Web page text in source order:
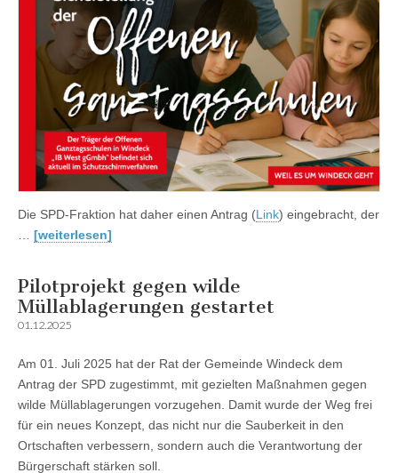
Die SPD-Fraktion hat daher einen Antrag (Link) eingebracht, der
… [weiterlesen]
Pilotprojekt gegen wilde
Müllablagerungen gestartet
01.12.2025
Am 01. Juli 2025 hat der Rat der Gemeinde Windeck dem
Antrag der SPD zugestimmt, mit gezielten Maßnahmen gegen
wilde Müllablagerungen vorzugehen. Damit wurde der Weg frei
für ein neues Konzept, das nicht nur die Sauberkeit in den
Ortschaften verbessern, sondern auch die Verantwortung der
Bürgerschaft stärken soll.